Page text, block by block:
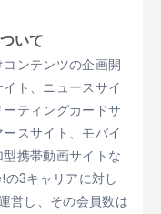
いて
ンテンツの企画開
ト、ニュースサイ
ティングカードサ
スサイト、モバイ
携帯動画サイトな
3キャリアに対し
営し、その会員数は